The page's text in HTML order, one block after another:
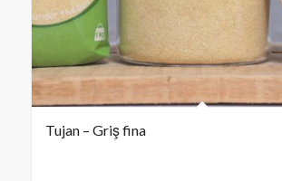
Tujan – Griş fina